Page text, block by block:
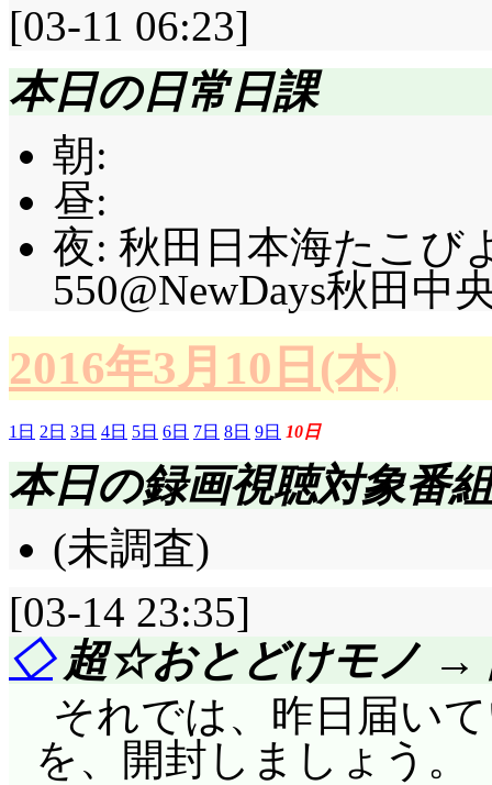
[03-11 06:23]
本日の日常日課
朝:
昼:
夜: 秋田日本海たこび
550@NewDays秋田中
2016年3月10日(木)
1日 2日 3日 4日 5日 6日 7日 8日 9日 10日
本日の録画視聴対象番組
(未調査)
[03-14 23:35]
◇超☆おとどけモノ →
それでは、昨日届い
を、開封しましょう。